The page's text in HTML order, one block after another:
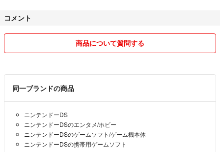
コメント
商品について質問する
同一ブランドの商品
ニンテンドーDS
ニンテンドーDSのエンタメ/ホビー
ニンテンドーDSのゲームソフト/ゲーム機本体
ニンテンドーDSの携帯用ゲームソフト